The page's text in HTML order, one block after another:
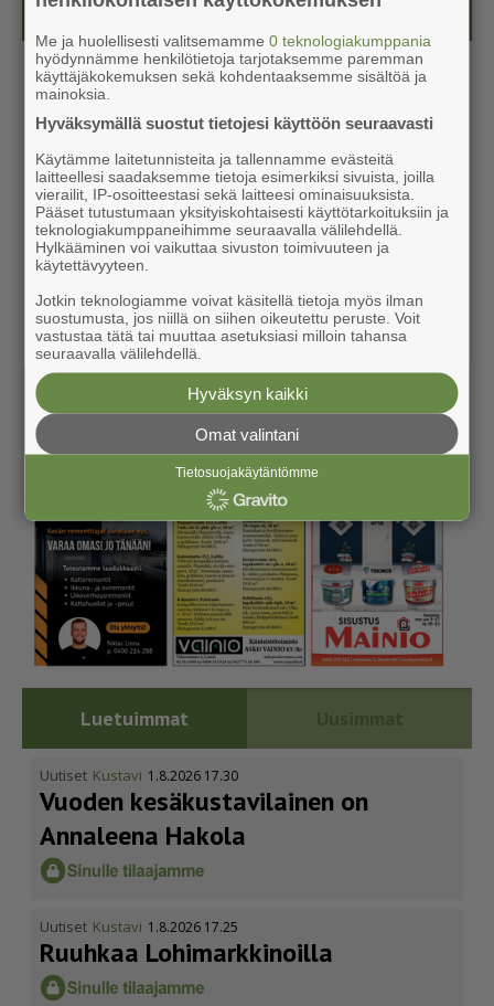
Kesälehti (ilmainen)
Luetuimmat Uusimmat
Uutiset Kustavi 1.8.2026 17.30
Vuoden kesäkus­ta­vi­lainen on
Annaleena Hakola
Uutiset Kustavi 1.8.2026 17.25
Ruuhkaa Lohimark­ki­noilla
Me ja huolellisesti valitsemamme0 teknologiakumppania
hyödynnämme henkilötietoja tarjotaksemme paremman
käyttäjäkokemuksen sekä kohdentaaksemme sisältöä ja
mainoksia.
Hyväksymällä suostut tietojesi käyttöön seuraavasti
Käytämme laitetunnisteita ja tallennamme evästeitä
laitteellesi saadaksemme tietoja esimerkiksi sivuista, joilla
vierailit, IP-osoitteestasi sekä laitteesi ominaisuuksista.
Pääset tutustumaan yksityiskohtaisesti käyttötarkoituksiin ja
teknologiakumppaneihimme seuraavalla välilehdellä.
Hylkääminen voi vaikuttaa sivuston toimivuuteen ja
käytettävyyteen.
Jotkin teknologiamme voivat käsitellä tietoja myös ilman
suostumusta, jos niillä on siihen oikeutettu peruste. Voit
vastustaa tätä tai muuttaa asetuksiasi milloin tahansa
seuraavalla välilehdellä.
Hyväksyn kaikki
Omat valintani
Tietosuojakäytäntömme